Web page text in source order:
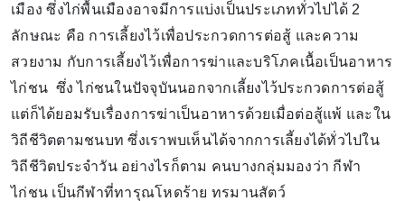
เมือง ซึ่งไก่พื้นเมืองอาจมีการแบ่งเป็นประเภททั่วไปได้ 2
ลักษณะ คือ การเลี้ยงไว้เพื่อประกวดการต่อสู้ และความ
สวยงาม กับการเลี้ยงไว้เพื่อการฆ่าและบริโภคเนื้อเป็นอาหาร
ไก่ชน ซึ่ง ไก่ชนในปัจจุบันนอกจากเลี้ยงไว้ประกวดการต่อสู้
แต่ก็ได้ยอมรับเรื่องการฆ่าเป็นอาหารด้วยเมื่อต่อสู้แพ้ และใน
วิถีชีวิตตามชนบท ซึ่งเราพบเห็นได้จากการเลี้ยงได้ทั่วไปใน
วิถีชีวิตประจำวัน อย่างไรก็ตาม คนบางกลุ่มมองว่า กีฬา
ไก่ชน เป็นกีฬาที่ทารุณโหดร้าย ทรมานสัตว์